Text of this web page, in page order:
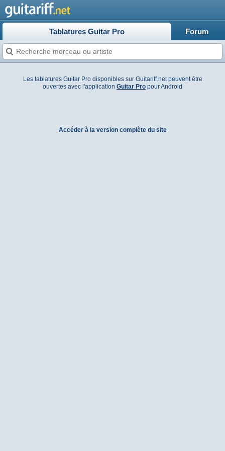
Tablatures Guitar Pro Forum
Les tablatures Guitar Pro disponibles sur Guitariff.net peuvent être
ouvertes avec l'application Guitar Pro pour Android
Accéder à la version complète du site